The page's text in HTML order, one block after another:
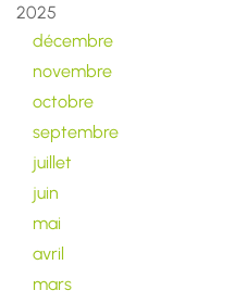
2025
décembre
novembre
octobre
septembre
juillet
juin
mai
avril
mars